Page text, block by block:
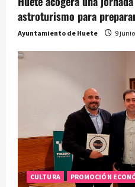
astroturismo para
Ayuntamiento de Huete 9
CULTURA PROMOCIÓN